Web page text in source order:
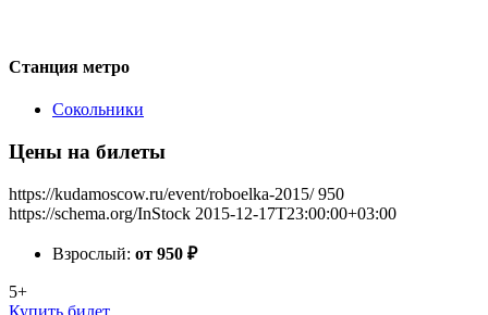
Станция метро
Сокольники
Цены на билеты
https://kudamoscow.ru/event/roboelka-2015/ 950
https://schema.org/InStock 2015-12-17T23:00:00+03:00
Взрослый: от 950 ₽
5+
Купить билет